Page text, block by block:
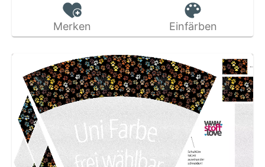
Merken Einfärben